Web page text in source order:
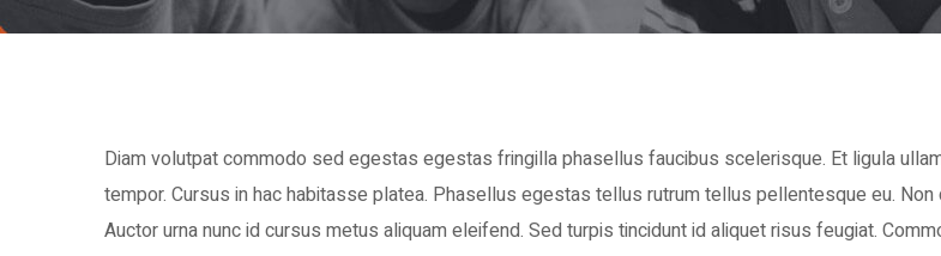
Diam volutpat commodo sed egestas egestas fringilla phasellus faucibus scelerisque. Et ligula
tempor. Cursus in hac habitasse platea. Phasellus egestas tellus rutrum tellus pellentesque eu.
Auctor urna nunc id cursus metus aliquam eleifend. Sed turpis tincidunt id aliquet risus feugiat.